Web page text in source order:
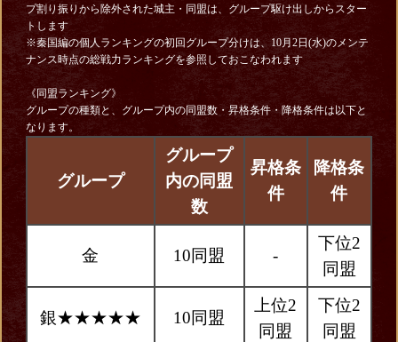
プ割り振りから除外された城主・同盟は、グループ駆け出しからスター
トします
※秦国編の個人ランキングの初回グループ分けは、10月2日(水)のメンテ
ナンス時点の総戦力ランキングを参照しておこなわれます
《同盟ランキング》
グループの種類と、グループ内の同盟数・昇格条件・降格条件は以下と
なります。
グループ
グループ
内の同盟
数
昇格条
件
降格条
件
金 10同盟 -
下位2
同盟
銀★★★★★ 10同盟
上位2
同盟
下位2
同盟